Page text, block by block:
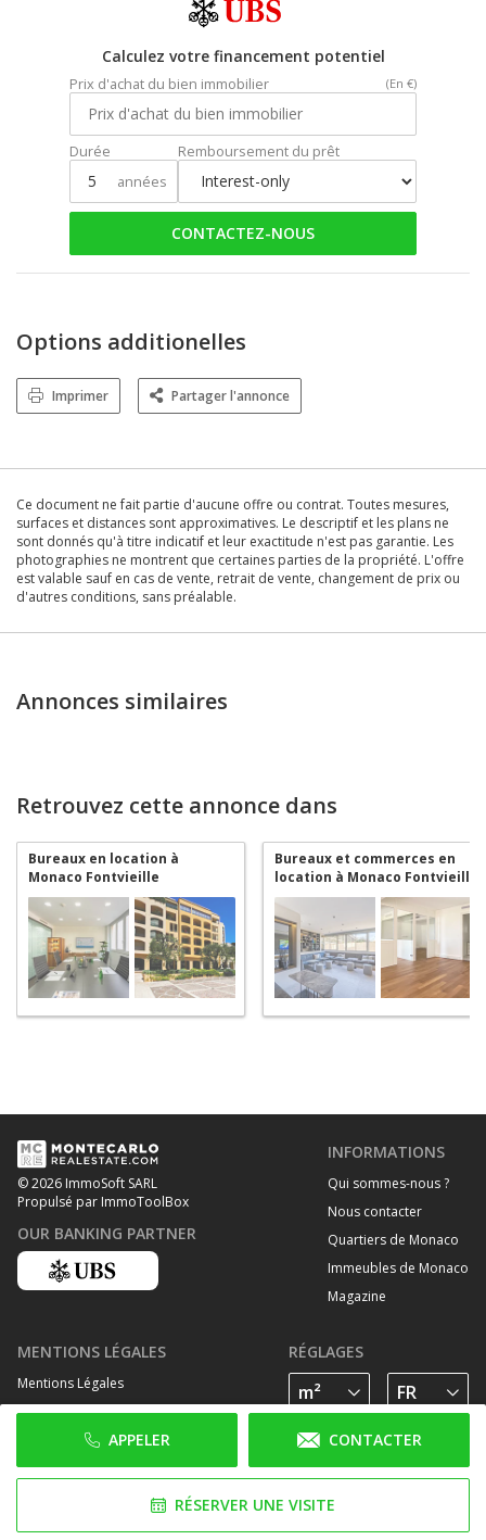
Calculez votre financement potentiel
Prix d'achat du bien immobilier (En €)
Durée
années
Remboursement du prêt
CONTACTEZ-NOUS
APPELER CONTACTER
RÉSERVER UNE VISITE
Options additionelles
Imprimer Partager l'annonce
Ce document ne fait partie d'aucune offre ou contrat. Toutes mesures,
surfaces et distances sont approximatives. Le descriptif et les plans ne
sont donnés qu'à titre indicatif et leur exactitude n'est pas garantie. Les
photographies ne montrent que certaines parties de la propriété. L'offre
est valable sauf en cas de vente, retrait de vente, changement de prix ou
d'autres conditions, sans préalable.
Annonces similaires
Retrouvez cette annonce dans
Bureaux en location à
Monaco Fontvieille
Bureaux et commerces en
location à Monaco Fontvieille
© 2026 ImmoSoft SARL
Propulsé par ImmoToolBox
OUR BANKING PARTNER
INFORMATIONS
Qui sommes-nous ?
Nous contacter
Quartiers de Monaco
Immeubles de Monaco
Magazine
MENTIONS LÉGALES
Mentions Légales
Traitement des données personelles
Politique de cookies
RÉGLAGES
SUIVEZ-NOUS SUR